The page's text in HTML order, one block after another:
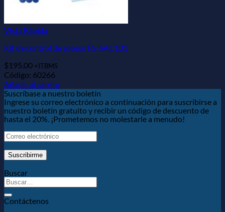
Vista Rápida
Kit de control de acceso FS-SAC101
$195.00 +ITBMS
Código: 60266
Añadir al carrito
Suscríbase a nuestro boletín
Ingrese su correo electrónico a continuación para suscribirse a
nuestro boletín gratuito y recibir un código de descuento de
hasta el 20%. ¡Prometemos no molestarle a menudo!
Buscar
Contáctenos